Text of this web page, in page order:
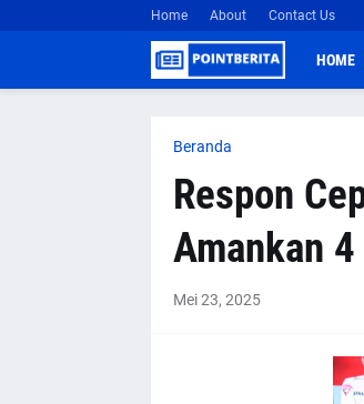
Home About Contact Us
HOME
Beranda
Respon
Amankan
Mei 23, 2025